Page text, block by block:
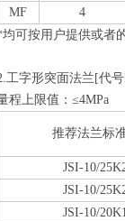
MF
4
均可按用户提供或者
工字形突面法兰[代
程上限值：≤4MPa
推荐法兰标
JSI-10/
JSI-10/
JSI-10/